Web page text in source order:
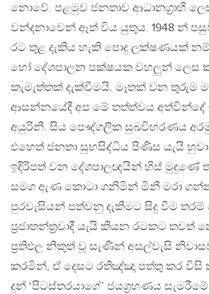
නොවේ. පළමුව ජනතාව ආධානග්‍රාහී
වන්දනාවෙන් ඈත් විය යුතුය. 1948 න්
රට තුළ දැකිය හැකි පොදු ලක්ෂණයක්
හෝ දේශපාලන පක්ෂයක වහලුන් ලෙස
කැමැත්තක් දැක්වීමයි. මෑතක් වන තුරුම
ආසන්නයේදී අප මේ තත්ත්වය අත්වින්දේ
අයුරිනි. සිය පෞද්ගලික සුඛවිහරණය
එහෙත් ජනතා සුභසිද්ධිය පිණිස යැයි
ඉදිරිපත් වන දේශපාලඥයින් හිස් මුදුණේ
සමග ඇණ කොටා ගනිමින් මිනී මරා
පුරවැසියන් පත්වනු දැකීමට සිදු වීම තරම්
ප්‍රජාතන්ත්‍රවාදී යැයි කියන රටකට තවත්
ප්‍රතිඵල නිකුත් වූ සැණින් අසල්වැසි
කරමින්, ඒ දෙසට රතිඤ්ඤා පත්තු කර විසි
දුන් ‘පිටස්තරයාගේ’ ජයග්‍රහණය